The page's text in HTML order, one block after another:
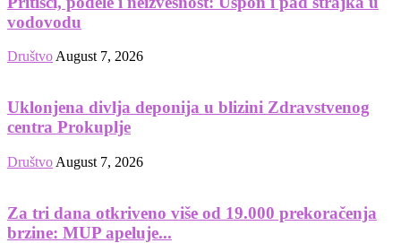
vodovodu
Društvo August 7, 2026
Uklonjena divlja deponija u blizini Zdravstvenog
centra Prokuplje
Društvo August 7, 2026
Za tri dana otkriveno više od 19.000 prekoračenja
brzine: MUP apeluje...